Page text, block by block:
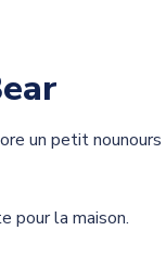
un petit nounours
pour la maison.